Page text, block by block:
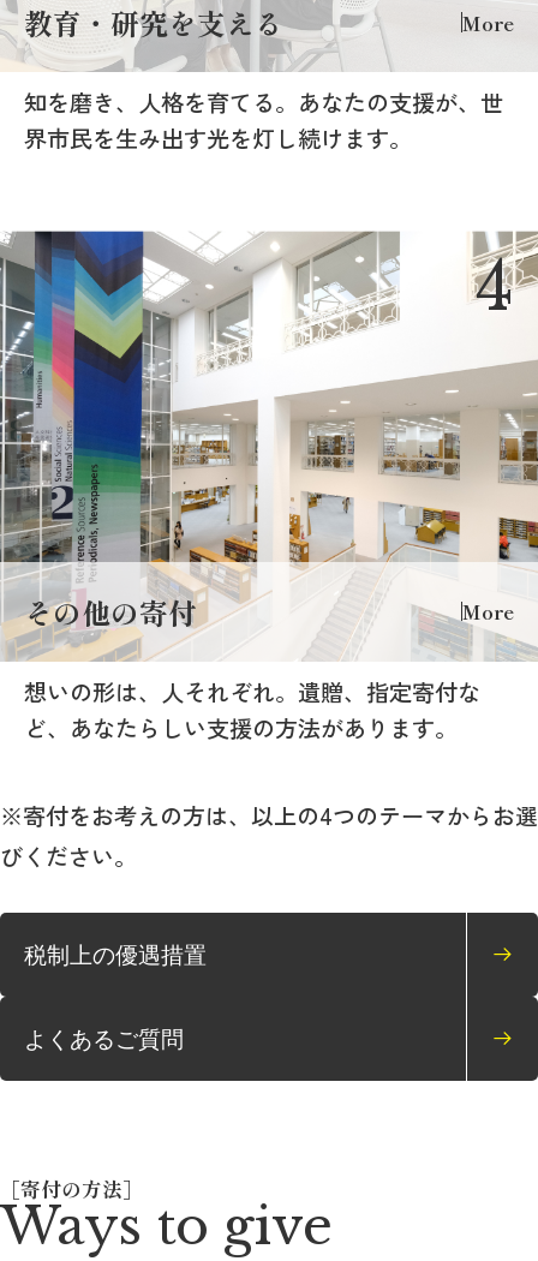
教育・研究を支える More
知を磨き、人格を育てる。あなたの支援が、世
界市民を生み出す光を灯し続けます。
4
その他の寄付 More
想いの形は、人それぞれ。遺贈、指定寄付な
ど、あなたらしい支援の方法があります。
※寄付をお考えの方は、以上の4つのテーマからお選
びください。
税制上の優遇措置
よくあるご質問
Ways to give
［寄付の方法］